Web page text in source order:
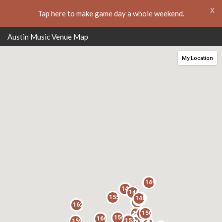
Tap here to make game day a whole weekend. x
Austin Music Venue Map
My Location
110
128131
132135
136
137
138
140
142
143
144
145
146
147
148
149
150
153
155
156
162
166